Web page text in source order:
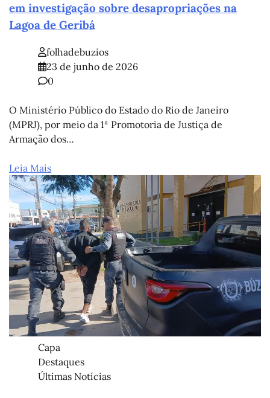
em investigação sobre desapropriações na
Lagoa de Geribá
folhadebuzios
23 de junho de 2026
0
O Ministério Público do Estado do Rio de Janeiro
(MPRJ), por meio da 1ª Promotoria de Justiça de
Armação dos…
Leia Mais
Capa
Destaques
Últimas Notícias